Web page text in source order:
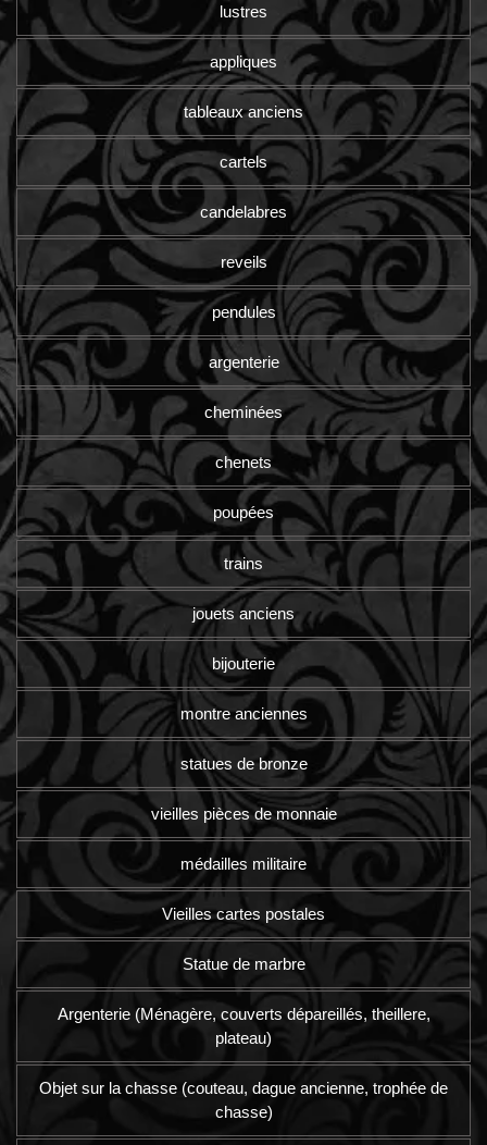
lustres
appliques
tableaux anciens
cartels
candelabres
reveils
pendules
argenterie
cheminées
chenets
poupées
trains
jouets anciens
bijouterie
montre anciennes
statues de bronze
vieilles pièces de monnaie
médailles militaire
Vieilles cartes postales
Statue de marbre
Argenterie (Ménagère, couverts dépareillés, theillere,
plateau)
Objet sur la chasse (couteau, dague ancienne, trophée de
chasse)